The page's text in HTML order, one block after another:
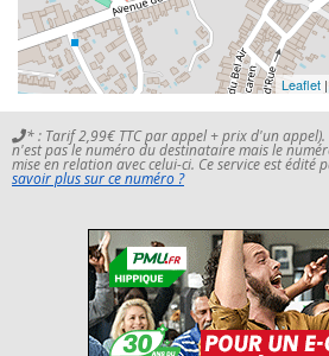
Leaflet
* : Tarif 2,99€ TTC par appel + prix d'un
n'est pas le numéro du destinataire mais le
mise en relation avec celui-ci. Ce service est édité
savoir plus sur ce numéro ?